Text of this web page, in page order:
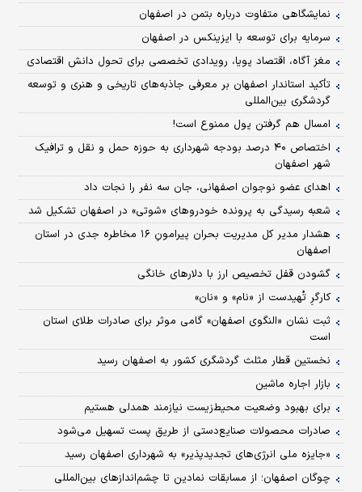
نمایشگاهی متفاوت درباره بتمن در اصفهان
سرمایه برای توسعه با ایزینکس در اصفهان
مغز آگاه، اقتصاد پویا، رویدادی تخصصی برای تحول دانش اقتصادی
تأکید استاندار اصفهان بر معرفی جاذبه‌های تاریخی و هنری و توسعه
گردشگری بین‌المللی
امسال هم گرفتن پول ممنوع است!
اختصاص ۴۰ درصد بودجه شهرداری به حوزه حمل و نقل و ترافیک
شهر اصفهان
اهدای عضو نوجوان اصفهانی، جان سه نفر را نجات داد
شعبه رسیدگی به پرونده خودروهای «شوتی» در اصفهان تشکیل شد
هشدار مدیر کل مدیریت بحران پیرامونِ ۱۶ مخاطره جدی در استان
اصفهان
گشودن قفل تخصیص ارز با دلارهای خانگی
کارگرِ تُهیدست از «نام» و «نان»
ثبت نشان «النگوی اصفهان» گامی موثر برای صادرات طلای استان
است
نخستین قطار مثلث گردشگری کشور به اصفهان رسید
بازار اجاره ماشین
برای بهبود وضعیت محیط‌زیست نیازمند همدلی هستیم
صادرات محصولات صنایع‌دستی از طریق پست تسهیل می‌شود
«جایزه ملی انرژی‌های تجدیدپذیر» به شهرداری اصفهان رسید
چوگان اصفهان؛ از مسابقات نمادین تا چشم‌اندازهای بین‌المللی